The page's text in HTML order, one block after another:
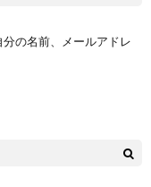
の名前、メールアドレ